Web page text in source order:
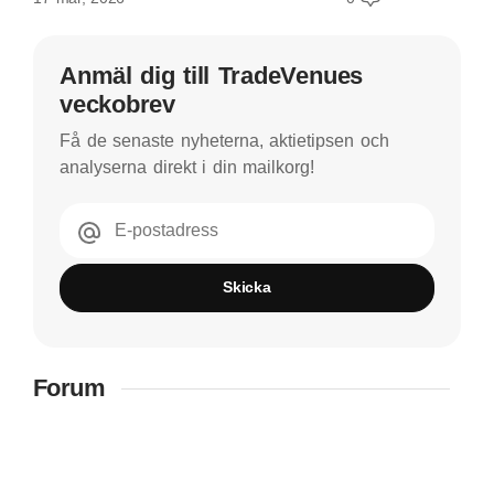
Anmäl dig till TradeVenues
veckobrev
Få de senaste nyheterna, aktietipsen och
analyserna direkt i din mailkorg!
E-postadress
Skicka
Forum